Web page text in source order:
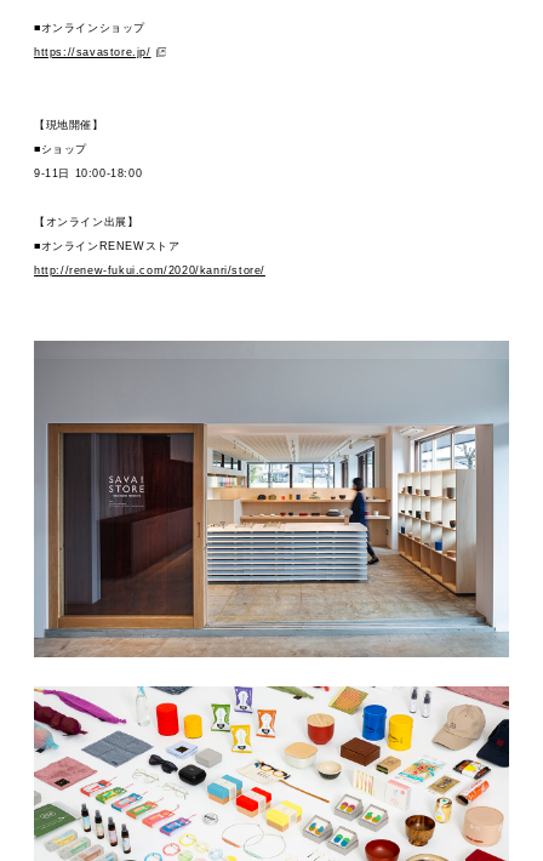
■オンラインショップ
https://savastore.jp/
【現地開催】
■ショップ
9-11日 10:00-18:00
【オンライン出展】
■オンラインRENEWストア
http://renew-fukui.com/2020/kanri/store/